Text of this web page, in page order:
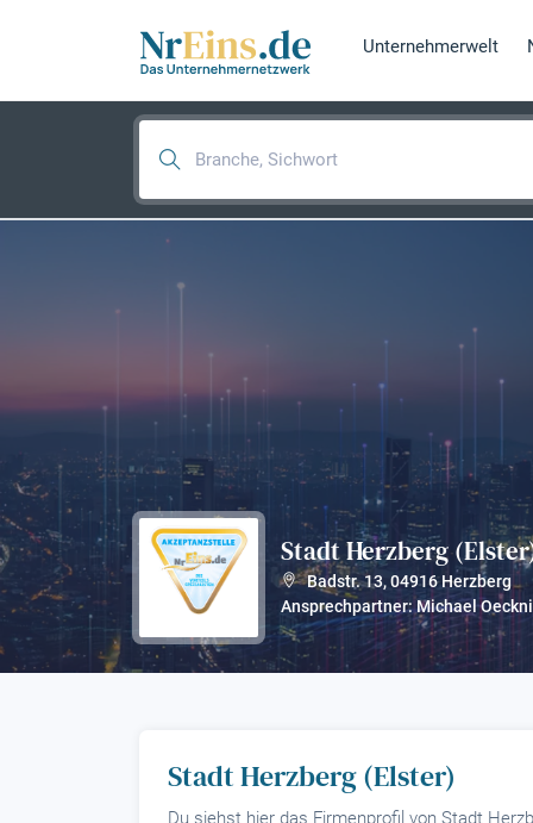
Unternehmerwelt
Stadt Herzberg
Badstr. 13,04916 Herzberg
Ansprechpartner: Michael
Stadt Herzberg (Elster)
Du siehst hier das Firmenprofil von Stadt